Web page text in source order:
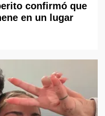
confirmó que
en un lugar